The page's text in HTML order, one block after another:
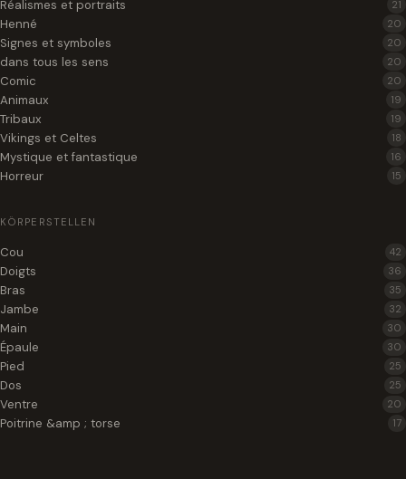
Réalismes et portraits 21
Henné 20
Signes et symboles 20
dans tous les sens 20
Comic 20
Animaux 19
Tribaux 19
Vikings et Celtes 18
Mystique et fantastique 16
Horreur 15
KÖRPERSTELLEN
Cou 42
Doigts 36
Bras 35
Jambe 32
Main 30
Épaule 30
Pied 25
Dos 25
Ventre 20
Poitrine &amp ; torse 17